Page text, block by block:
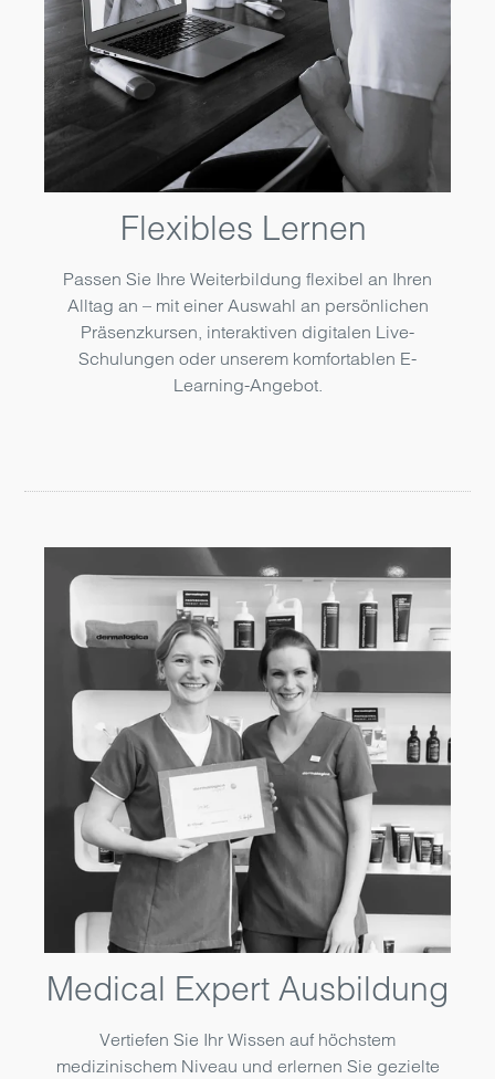
Flexibles Lernen
Passen Sie Ihre Weiterbildung flexibel an Ihren
Alltag an – mit einer Auswahl an persönlichen
Präsenzkursen, interaktiven digitalen Live-
Schulungen oder unserem komfortablen E-
Learning-Angebot.
Medical Expert Ausbildung
Vertiefen Sie Ihr Wissen auf höchstem
medizinischem Niveau und erlernen Sie gezielte